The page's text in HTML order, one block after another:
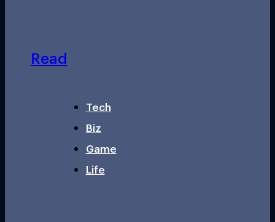
Read
Tech
Biz
Game
Life